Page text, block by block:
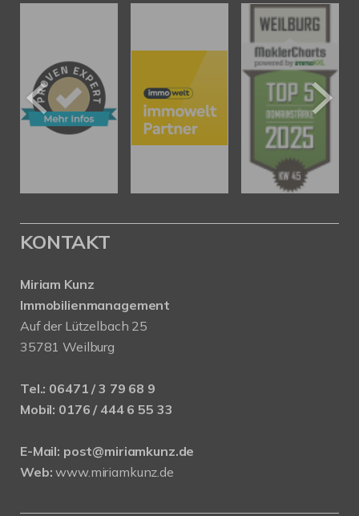
KONTAKT
Miriam Kunz
Immobilienmanagement
Auf der Lützelbach 25
35781 Weilburg
Tel.: 06471 / 3 79 68 9
Mobil: 0176 / 444 6 55 33
E-Mail: post@miriamkunz.de
Web: www.miriamkunz.de